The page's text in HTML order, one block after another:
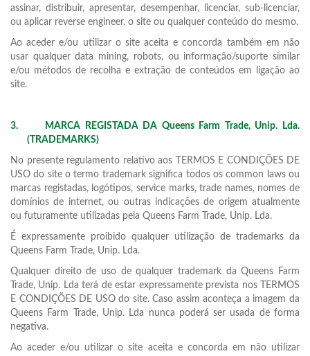
assinar, distribuir, apresentar, desempenhar, licenciar, sub-licenciar,
ou aplicar reverse engineer, o site ou qualquer conteúdo do mesmo.
Ao aceder e/ou utilizar o site aceita e concorda também em não
usar qualquer data mining, robots, ou informação/suporte similar
e/ou métodos de recolha e extração de conteúdos em ligação ao
site.
3.
MARCA REGISTADA DA Queens Farm Trade, Unip. Lda.
(TRADEMARKS)
No presente regulamento relativo aos TERMOS E CONDIÇÕES DE
USO do site o termo trademark significa todos os common laws ou
marcas registadas, logótipos, service marks, trade names, nomes de
domínios de internet, ou outras indicações de origem atualmente
ou futuramente utilizadas pela Queens Farm Trade, Unip. Lda.
É expressamente proibido qualquer utilização de trademarks da
Queens Farm Trade, Unip. Lda.
Qualquer direito de uso de qualquer trademark da Queens Farm
Trade, Unip. Lda terá de estar expressamente prevista nos TERMOS
E CONDIÇÕES DE USO do site. Caso assim aconteça a imagem da
Queens Farm Trade, Unip. Lda nunca poderá ser usada de forma
negativa.
Ao aceder e/ou utilizar o site aceita e concorda em não utilizar